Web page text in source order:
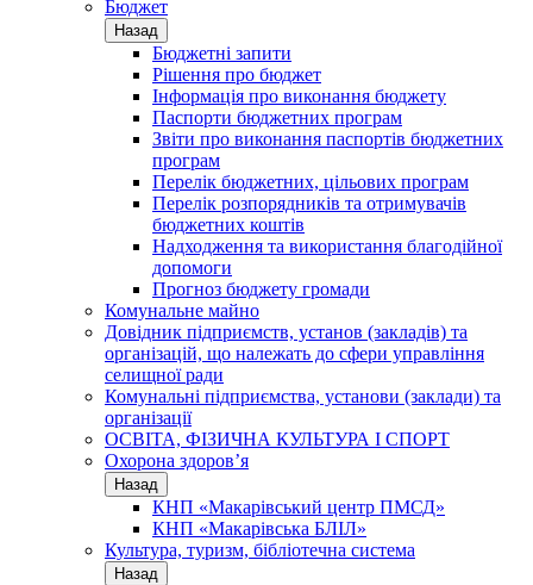
Бюджет
Назад
Бюджетні запити
Рішення про бюджет
Інформація про виконання бюджету
Паспорти бюджетних програм
Звіти про виконання паспортів бюджетних
програм
Перелік бюджетних, цільових програм
Перелік розпорядників та отримувачів
бюджетних коштів
Надходження та використання благодійної
допомоги
Прогноз бюджету громади
Комунальне майно
Довідник підприємств, установ (закладів) та
організацій, що належать до сфери управління
селищної ради
Комунальні підприємства, установи (заклади) та
організації
ОСВІТА, ФІЗИЧНА КУЛЬТУРА І СПОРТ
Охорона здоров’я
Назад
КНП «Макарівський центр ПМСД»
КНП «Макарівська БЛІЛ»
Культура, туризм, бібліотечна система
Назад